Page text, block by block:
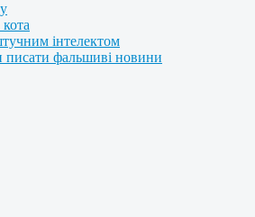
інтелектом
писати фальшиві новини